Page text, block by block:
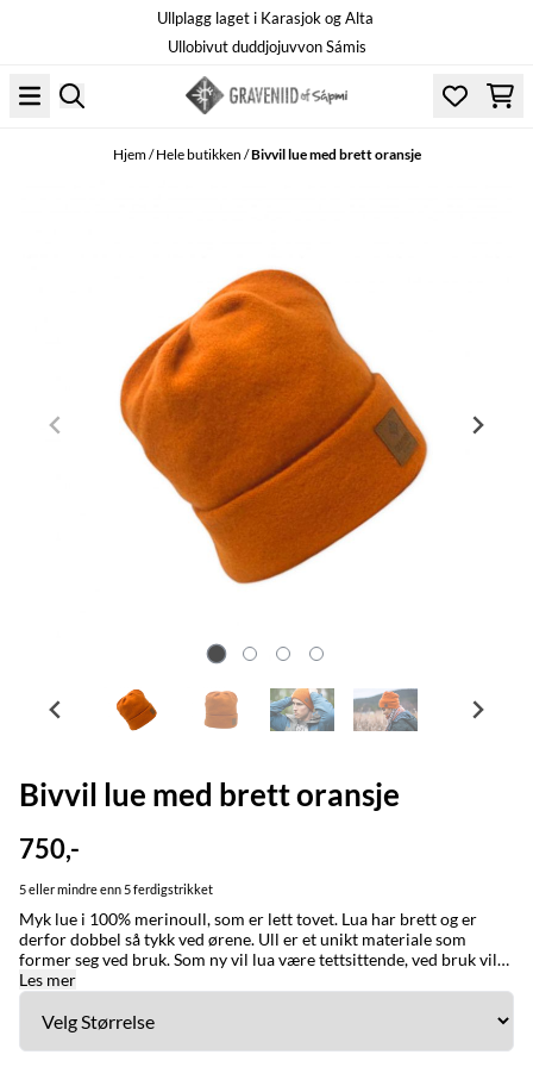
Ullplagg laget i Karasjok og Alta
Ullobivut duddjojuvvon Sámis
Hjem/Hele butikken /Bivvil lue med brett oransje
Bivvil lue med brett oransje
750,-
5 eller mindre enn 5 ferdigstrikket
Myk lue i 100% merinoull, som er lett tovet. Lua har brett og er
derfor dobbel så tykk ved ørene. Ull er et unikt materiale som
former seg ved bruk. Som ny vil lua være tettsittende, ved bruk vil
den gå litt ut. STØRRELSE/STURRODAT: Small (ca 54-55 cm)
Medium, standard str dame (ca 55-56 cm) Large, standard str mann
(ca 57-58 cm) XL, ekstra stor (ca 59-62 cm) Lua former seg ved
Les mer